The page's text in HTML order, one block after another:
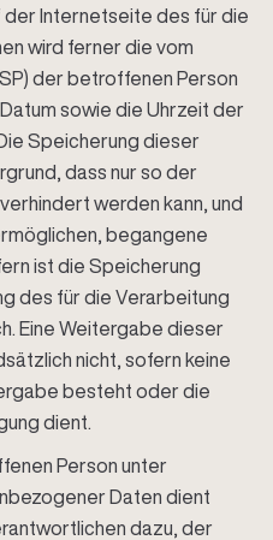
der Internetseite des für die
wird ferner die vom
der betroffenen Person
sowie die Uhrzeit der
Speicherung dieser
dass nur so der
werden kann, und
begangene
ist die Speicherung
des für die Verarbeitung
Eine Weitergabe dieser
nicht, sofern keine
besteht oder die
dient.
Person unter
Daten dient
dazu, der